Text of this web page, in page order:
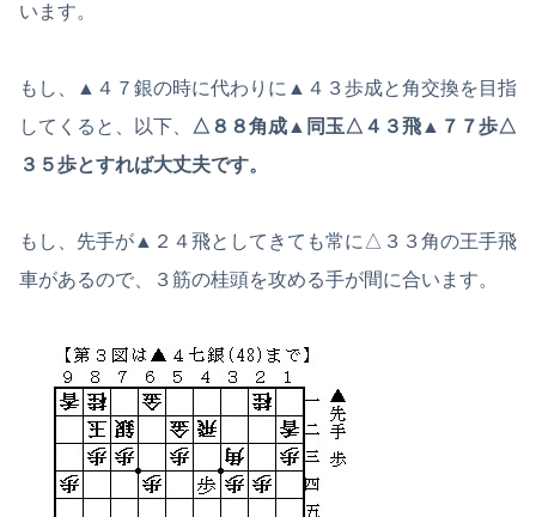
います。
もし、▲４７銀の時に代わりに▲４３歩成と角交換を目指
してくると、以下、
△８８角成▲同玉△４３飛▲７７歩△
３５歩とすれば大丈夫です。
もし、先手が▲２４飛としてきても常に△３３角の王手飛
車があるので、３筋の桂頭を攻める手が間に合います。